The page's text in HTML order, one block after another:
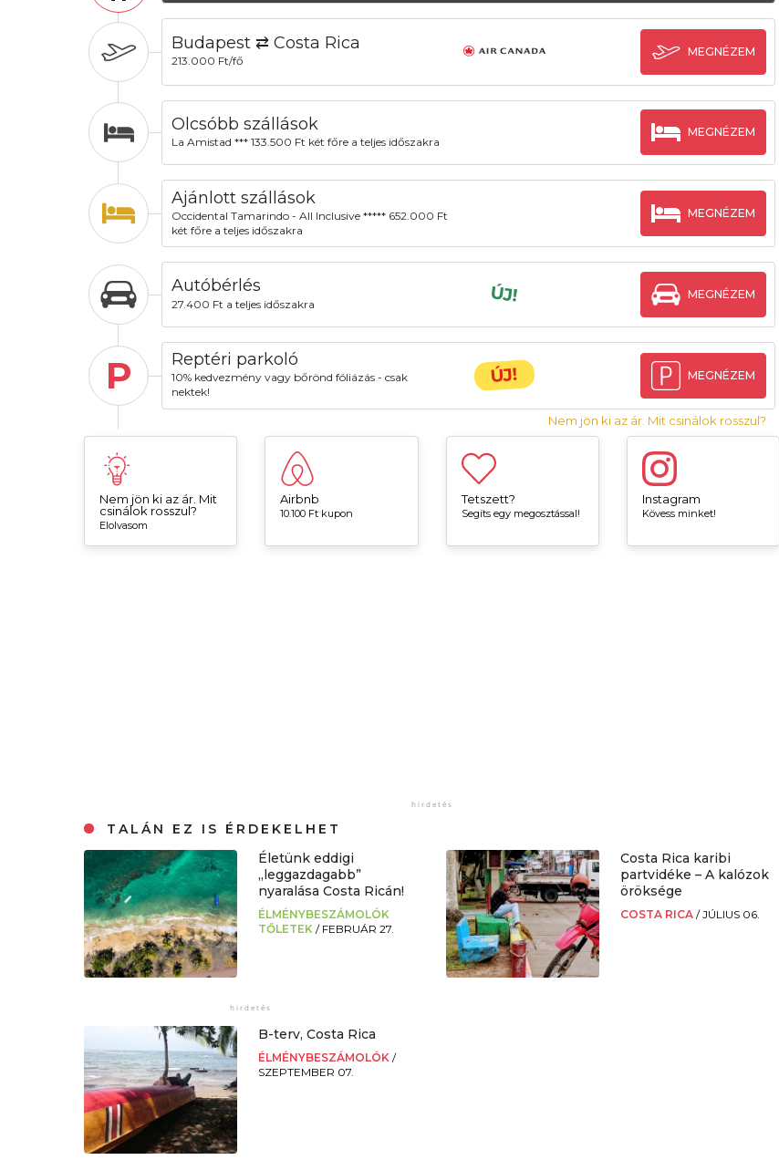
Budapest ⇄ Costa Rica
213.000 Ft/fő
MEGNÉZEM
Olcsóbb szállások
La Amistad *** 133.500 Ft két főre a teljes időszakra
MEGNÉZEM
Ajánlott szállások
Occidental Tamarindo - All Inclusive ***** 652.000 Ft
két főre a teljes időszakra
MEGNÉZEM
Autóbérlés
27.400 Ft a teljes időszakra ÚJ! MEGNÉZEM
P Reptéri parkoló
10% kedvezmény vagy bőrönd fóliázás - csak
nektek!
ÚJ! MEGNÉZEM
Nem jön ki az ár. Mit csinálok rosszul?
Nem jön ki az ár. Mit
csinálok rosszul?
Elolvasom
Airbnb
10.100 Ft kupon
Tetszett?
Segíts egy megosztással!
Instagram
Kövess minket!
TALÁN EZ IS ÉRDEKELHET
Életünk eddigi
„leggazdagabb”
nyaralása Costa Ricán!
ÉLMÉNYBESZÁMOLÓK
TŐLETEK/ FEBRUÁR 27.
Costa Rica karibi
partvidéke – A kalózok
öröksége
COSTA RICA /JÚLIUS 06.
B-terv, Costa Rica
ÉLMÉNYBESZÁMOLÓK/
SZEPTEMBER 07.